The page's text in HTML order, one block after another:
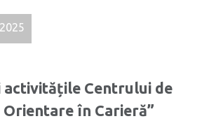
activitățile Centrului de
Orientare în Carieră”